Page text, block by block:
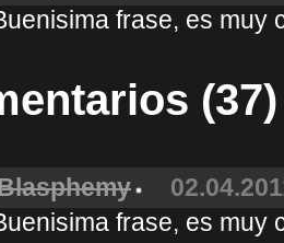
frase, es muy
(37)
frase, es muy